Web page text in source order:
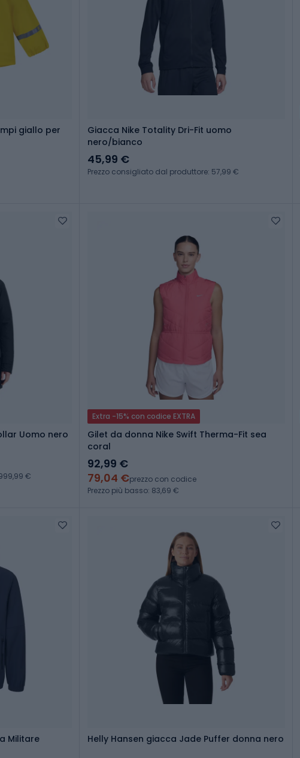
giallo per
Giacca Nike Totality Dri-Fit uomo
nero/bianco
45,99 €
Prezzo consigliato dal produttore: 57,99 €
Uomo nero
€
Extra -15% con codice EXTRA
Gilet da donna Nike Swift Therma-Fit sea
coral
92,99 €
79,04 €prezzo con codice
Prezzo più basso: 83,69 €
Militare
Helly Hansen giacca Jade Puffer donna nero